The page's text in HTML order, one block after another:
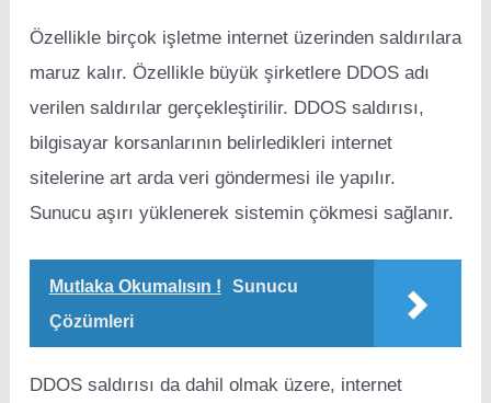
Özellikle birçok işletme internet üzerinden saldırılara
maruz kalır. Özellikle büyük şirketlere DDOS adı
verilen saldırılar gerçekleştirilir. DDOS saldırısı,
bilgisayar korsanlarının belirledikleri internet
sitelerine art arda veri göndermesi ile yapılır.
Sunucu aşırı yüklenerek sistemin çökmesi sağlanır.
Mutlaka Okumalısın !
Sunucu
Çözümleri
DDOS saldırısı da dahil olmak üzere, internet